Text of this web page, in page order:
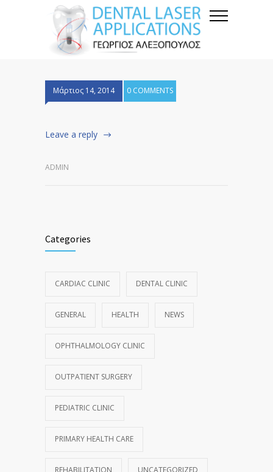
Μάρτιος 14, 2014 0 COMMENTS
Leave a reply
ADMIN
Categories
CARDIAC CLINIC DENTAL CLINIC
GENERAL HEALTH NEWS
OPHTHALMOLOGY CLINIC
OUTPATIENT SURGERY
PEDIATRIC CLINIC
PRIMARY HEALTH CARE
REHABILITATION UNCATEGORIZED